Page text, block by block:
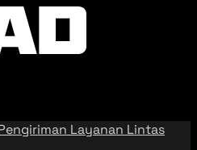
Layanan Lintas